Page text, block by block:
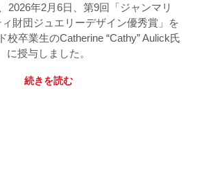
2026年2月6日、第9回「ジャンマリ
財団ジュエリーデザイン優秀賞」を
校卒業生のCatherine “Cathy” Aulick氏
に授与しました。
続きを読む